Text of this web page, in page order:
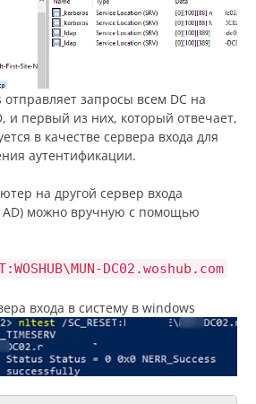
отправляет запросы всем DC на
и первый из них, который отвечает,
в качестве сервера входа для
аутентификации.
на другой сервер входа
AD) можно вручную с помощью
DC02.woshub.com